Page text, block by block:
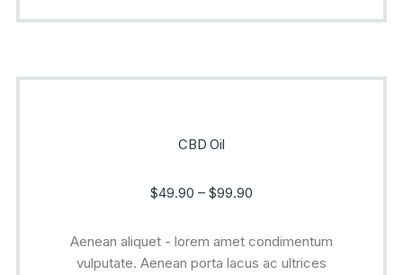
CBD Oil
$49.90 – $99.90
Aenean aliquet - lorem amet condimentum
vulputate. Aenean porta lacus ac ultrices